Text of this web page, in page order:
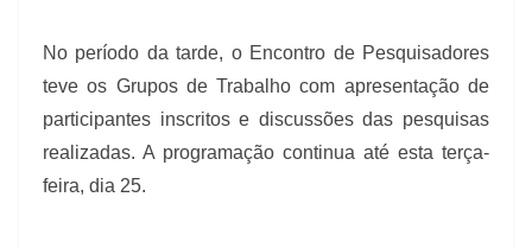
No período da tarde, o Encontro de Pesquisadores
teve os Grupos de Trabalho com apresentação de
participantes inscritos e discussões das pesquisas
realizadas. A programação continua até esta terça-
feira, dia 25.